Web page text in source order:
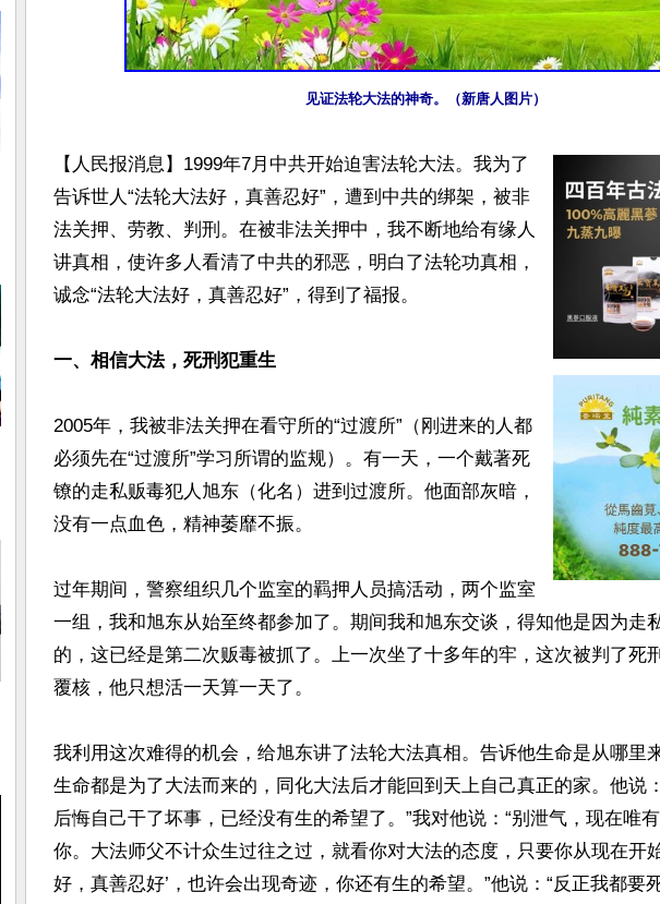
见证法轮大法的神奇。（新唐人图片）
【人民报消息】1999年7月中共开始迫害法轮大法。我为了
告诉世人“法轮大法好，真善忍好”，遭到中共的绑架，被非
法关押、劳教、判刑。在被非法关押中，我不断地给有缘人
讲真相，使许多人看清了中共的邪恶，明白了法轮功真相，
诚念“法轮大法好，真善忍好”，得到了福报。
一、相信大法，死刑犯重生
2005年，我被非法关押在看守所的“过渡所”（刚进来的人都
必须先在“过渡所”学习所谓的监规）。有一天，一个戴著死
镣的走私贩毒犯人旭东（化名）进到过渡所。他面部灰暗，
没有一点血色，精神萎靡不振。
过年期间，警察组织几个监室的羁押人员搞活动，两个监室
一组，我和旭东从始至终都参加了。期间我和旭东交谈，得知他是因为走
的，这已经是第二次贩毒被抓了。上一次坐了十多年的牢，这次被判了死
覆核，他只想活一天算一天了。
我利用这次难得的机会，给旭东讲了法轮大法真相。告诉他生命是从哪里
生命都是为了大法而来的，同化大法后才能回到天上自己真正的家。他说
后悔自己干了坏事，已经没有生的希望了。”我对他说：“别泄气，现在唯
你。大法师父不计众生过往之过，就看你对大法的态度，只要你从现在开
好，真善忍好’，也许会出现奇迹，你还有生的希望。”他说：“反正我都要